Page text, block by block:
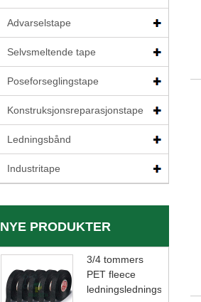
Advarselstape
Selvsmeltende tape
Poseforseglingstape
Konstruksjonsreparasjonstape
Ledningsbånd
Industritape
NYE PRODUKTER
3/4 tommers
PET fleece
ledningsledningstape